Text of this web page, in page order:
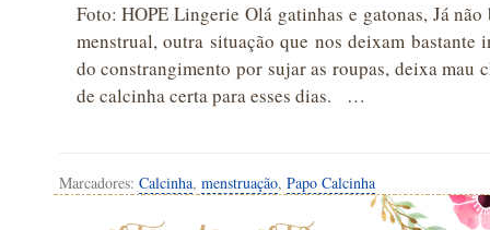
Foto: HOPE Lingerie Olá gatinhas e gatonas, Já
menstrual, outra situação que nos deixam bastante
do constrangimento por sujar as roupas, deixa mau
de calcinha certa para esses dias. …
Marcadores: Calcinha, menstruação, Papo Calcinha